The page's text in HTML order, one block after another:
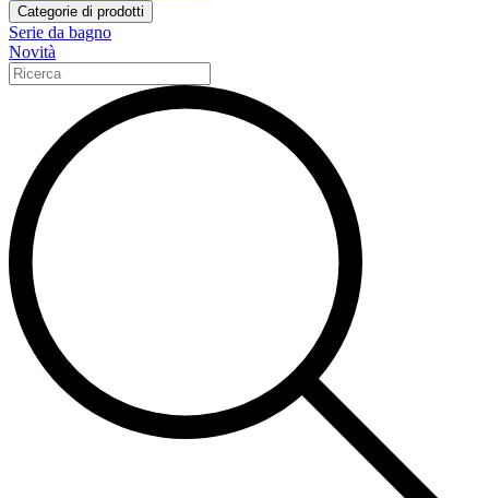
Categorie di prodotti
Serie da bagno
Novità